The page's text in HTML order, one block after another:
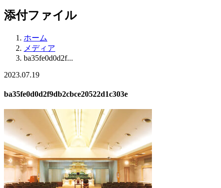
添付ファイル
ホーム
メディア
ba35fe0d0d2f...
2023.07.19
ba35fe0d0d2f9db2cbce20522d1c303e